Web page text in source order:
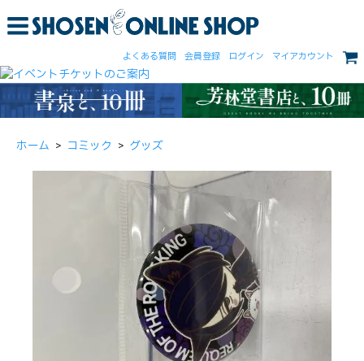
よくある質問 会員登録 ログイン マイアカウント
ホーム > コミック > グッズ